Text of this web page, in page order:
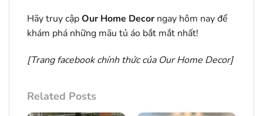
Hãy truy cậpOur Home Decor ngay hôm nay để
khám phá những mãu tủ áo bắt mắt nhất!
[Trang facebook chính thức của Our Home Decor]
Related Posts